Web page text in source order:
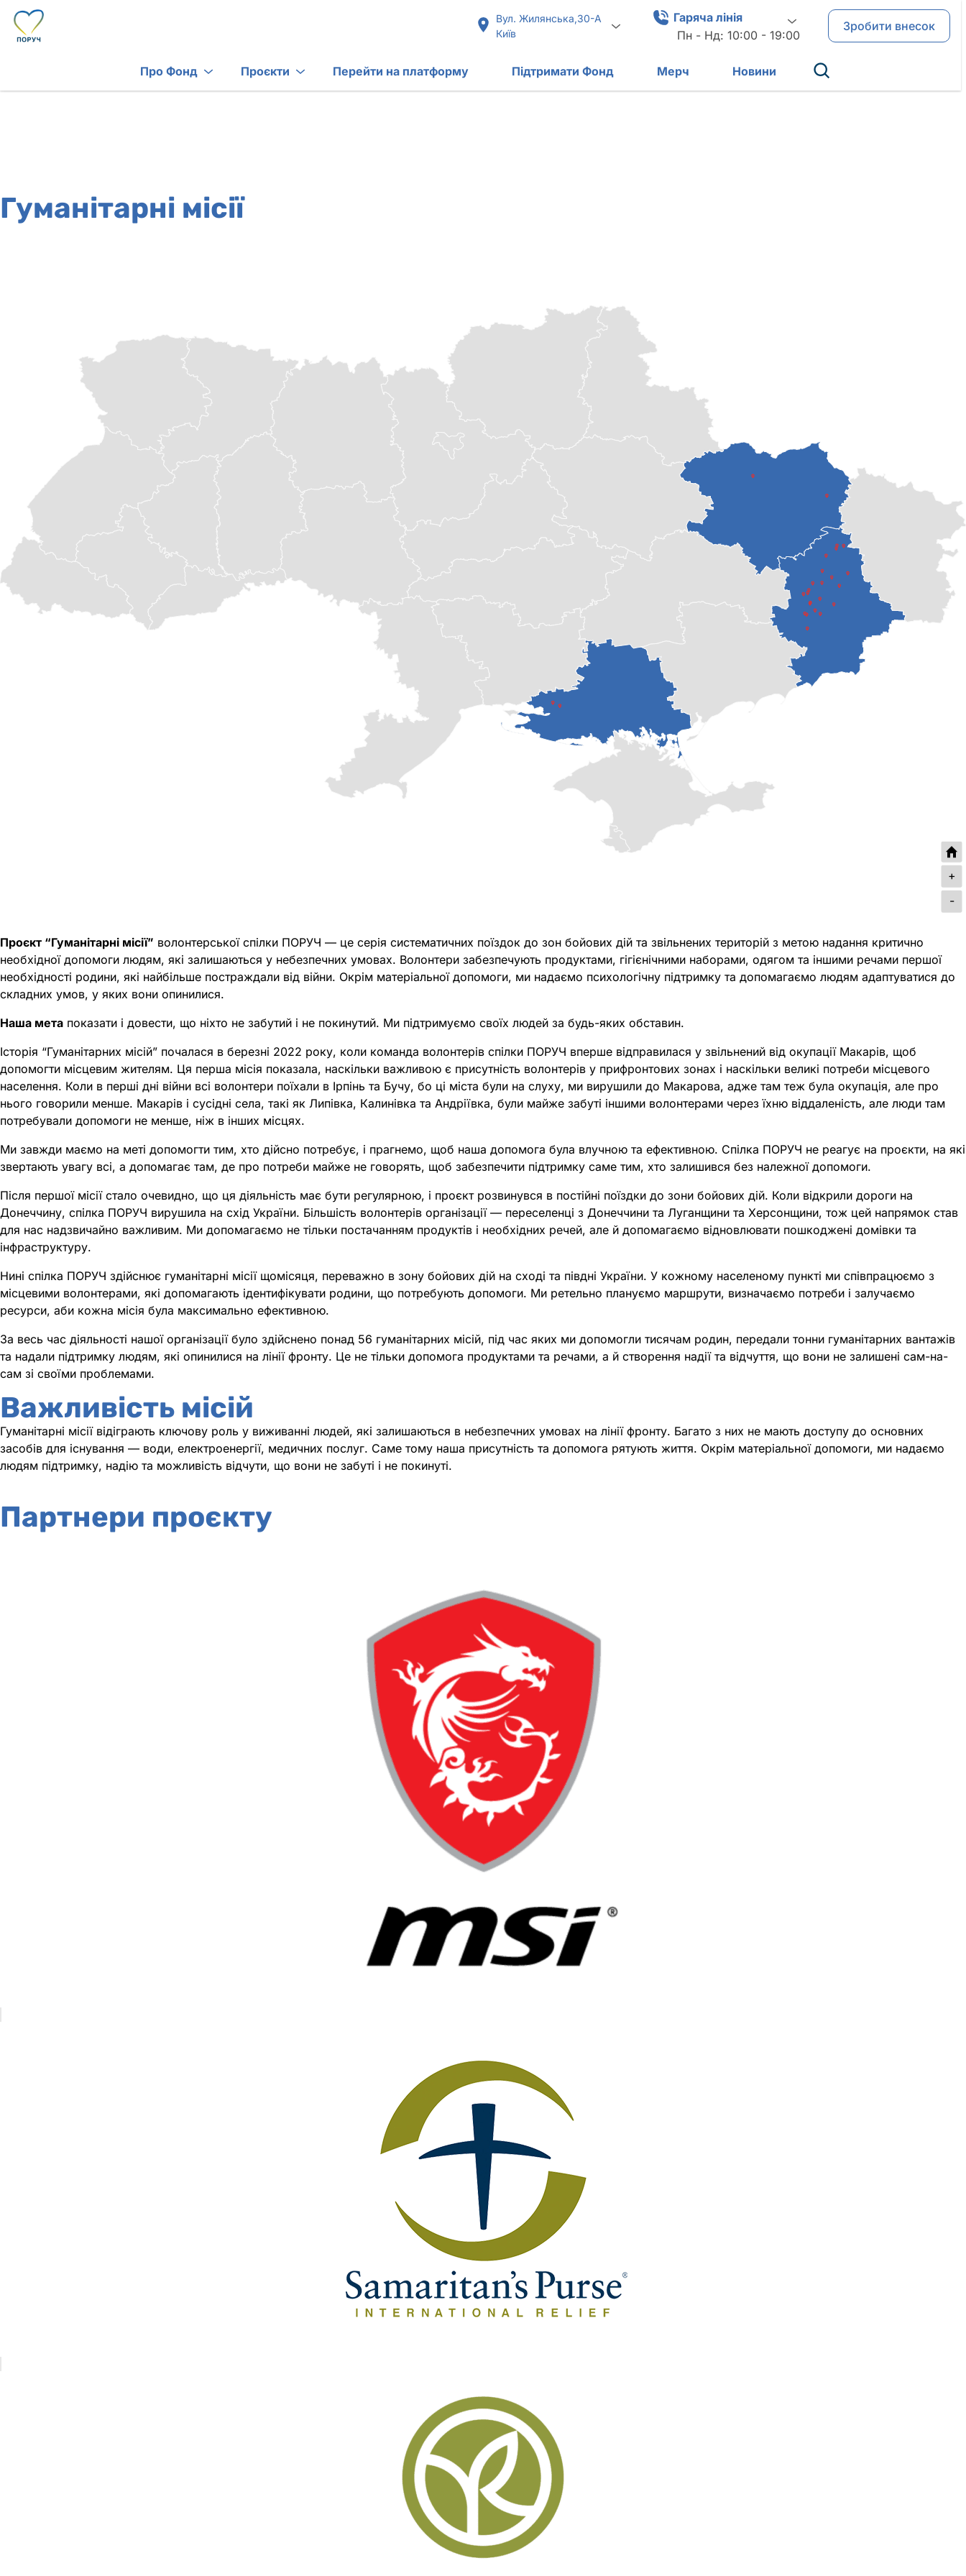
Вул. Жилянська,30-А
Київ
Гаряча лінія
Пн - Нд: 10:00 - 19:00
Зробити внесок
Про Фонд Проєкти Перейти на платформу Підтримати Фонд Мерч Новини
Гуманітарні місії
+
-
Проєкт “Гуманітарні місії” волонтерської спілки ПОРУЧ — це серія систематичних поїздок до зон бойових дій та звільнених територій з метою надання критично
необхідної допомоги людям, які залишаються у небезпечних умовах. Волонтери забезпечують продуктами, гігієнічними наборами, одягом та іншими речами першої
необхідності родини, які найбільше постраждали від війни. Окрім матеріальної допомоги, ми надаємо психологічну підтримку та допомагаємо людям адаптуватися до
складних умов, у яких вони опинилися.
Наша мета показати і довести, що ніхто не забутий і не покинутий. Ми підтримуємо своїх людей за будь-яких обставин.
Історія “Гуманітарних місій” почалася в березні 2022 року, коли команда волонтерів спілки ПОРУЧ вперше відправилася у звільнений від окупації Макарів, щоб
допомогти місцевим жителям. Ця перша місія показала, наскільки важливою є присутність волонтерів у прифронтових зонах і наскільки великі потреби місцевого
населення. Коли в перші дні війни всі волонтери поїхали в Ірпінь та Бучу, бо ці міста були на слуху, ми вирушили до Макарова, адже там теж була окупація, але про
нього говорили менше. Макарів і сусідні села, такі як Липівка, Калинівка та Андріївка, були майже забуті іншими волонтерами через їхню віддаленість, але люди там
потребували допомоги не менше, ніж в інших місцях.
Ми завжди маємо на меті допомогти тим, хто дійсно потребує, і прагнемо, щоб наша допомога була влучною та ефективною. Спілка ПОРУЧ не реагує на проєкти, на які
звертають увагу всі, а допомагає там, де про потреби майже не говорять, щоб забезпечити підтримку саме тим, хто залишився без належної допомоги.
Після першої місії стало очевидно, що ця діяльність має бути регулярною, і проєкт розвинувся в постійні поїздки до зони бойових дій. Коли відкрили дороги на
Донеччину, спілка ПОРУЧ вирушила на схід України. Більшість волонтерів організації — переселенці з Донеччини та Луганщини та Херсонщини, тож цей напрямок став
для нас надзвичайно важливим. Ми допомагаємо не тільки постачанням продуктів і необхідних речей, але й допомагаємо відновлювати пошкоджені домівки та
інфраструктуру.
Нині спілка ПОРУЧ здійснює гуманітарні місії щомісяця, переважно в зону бойових дій на сході та півдні України. У кожному населеному пункті ми співпрацюємо з
місцевими волонтерами, які допомагають ідентифікувати родини, що потребують допомоги. Ми ретельно плануємо маршрути, визначаємо потреби і залучаємо
ресурси, аби кожна місія була максимально ефективною.
За весь час діяльності нашої організації було здійснено понад 56 гуманітарних місій, під час яких ми допомогли тисячам родин, передали тонни гуманітарних вантажів
та надали підтримку людям, які опинилися на лінії фронту. Це не тільки допомога продуктами та речами, а й створення надії та відчуття, що вони не залишені сам-на-
сам зі своїми проблемами.
Важливість місій
Гуманітарні місії відіграють ключову роль у виживанні людей, які залишаються в небезпечних умовах на лінії фронту. Багато з них не мають доступу до основних
засобів для існування — води, електроенергії, медичних послуг. Саме тому наша присутність та допомога рятують життя. Окрім матеріальної допомоги, ми надаємо
людям підтримку, надію та можливість відчути, що вони не забуті і не покинуті.
Партнери проєкту